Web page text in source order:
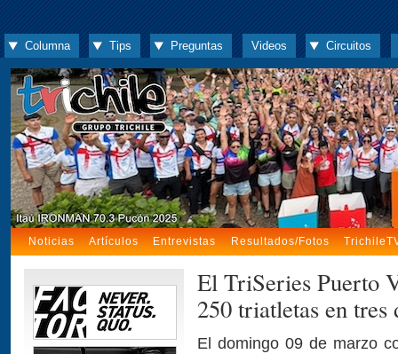
Columna Tips Preguntas Videos Circuitos
Noticias Artículos Entrevistas Resultados/Fotos
El TriSeries Puerto
250 triatletas en tres
El domingo 09 de marzo